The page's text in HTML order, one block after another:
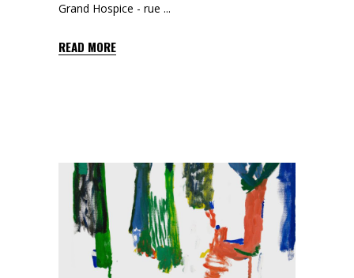
Grand Hospice - rue
READ MORE